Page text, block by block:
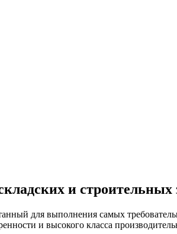
и строительных
для выполнения самых
и высокого класса